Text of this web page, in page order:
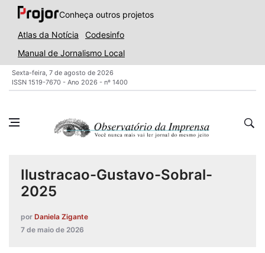
Conheça outros projetos
Atlas da Notícia
Codesinfo
Manual de Jornalismo Local
Sexta-feira, 7 de agosto de 2026
ISSN 1519-7670 - Ano 2026 - nº 1400
Ilustracao-Gustavo-Sobral-
2025
por Daniela Zigante
7 de maio de 2026